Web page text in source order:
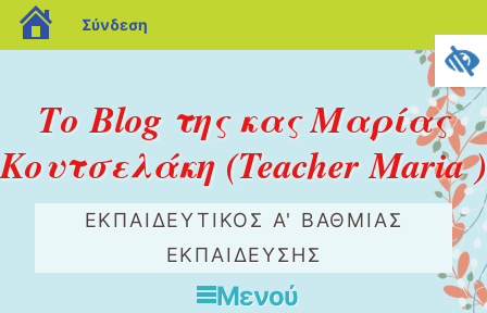
Το Blog της κας Μαρίας
Κουτσελάκη (Teacher Maria )
ΕΚΠΑΙΔΕΥΤΙΚΌΣ Α' ΒΆΘΜΙΑΣ
ΕΚΠΑΊΔΕΥΣΗΣ
Μενού
blogs.sch.gr
Σύνδεση